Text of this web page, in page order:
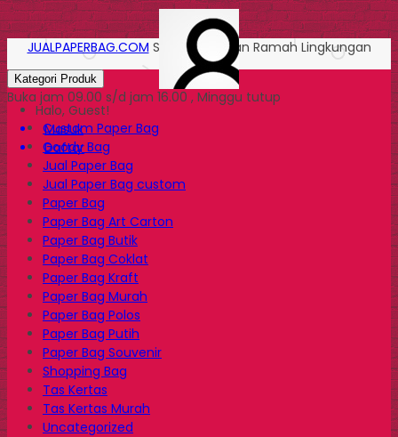
Halo, Guest!
Masuk
Daftar
JUALPAPERBAG.COM Solusi Kemasan Ramah Lingkungan
Kategori Produk
Buka jam 09.00 s/d jam 16.00 , Minggu tutup
Custom Paper Bag
Goody Bag
Jual Paper Bag
Jual Paper Bag custom
Paper Bag
Paper Bag Art Carton
Paper Bag Butik
Paper Bag Coklat
Paper Bag Kraft
Paper Bag Murah
Paper Bag Polos
Paper Bag Putih
Paper Bag Souvenir
Shopping Bag
Tas Kertas
Tas Kertas Murah
Uncategorized